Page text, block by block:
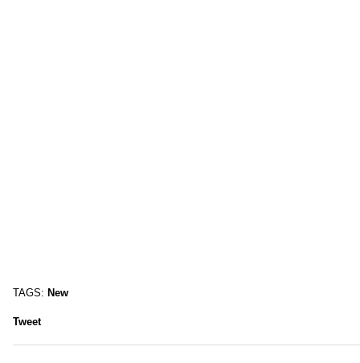
TAGS: New
Tweet